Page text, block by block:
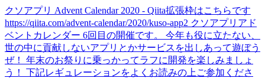
クソアプリ Advent Calendar 2020 - Qiita拡張枠はこちらです
https://qiita.com/advent-calendar/2020/kuso-app2 クソアプリアド
ベントカレンダー 6回目の開催です。 今年も役に立たない、
世の中に貢献しないアプリとかサービスを出しあって遊ぼう
ぜ！ 年末のお祭りに乗っかってラフに開発を楽しみましょ
う！ 下記レギュレーションをよくお読みの上ご参加くださ